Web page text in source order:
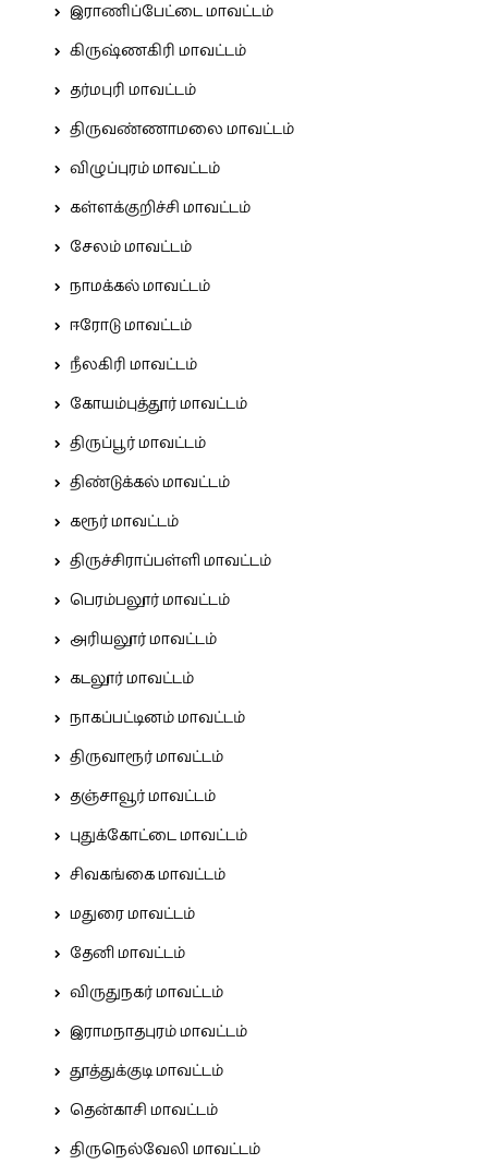
இராணிப்பேட்டை மாவட்டம்
கிருஷ்ணகிரி மாவட்டம்
தர்மபுரி மாவட்டம்
திருவண்ணாமலை மாவட்டம்
விழுப்புரம் மாவட்டம்
கள்ளக்குறிச்சி மாவட்டம்
சேலம் மாவட்டம்
நாமக்கல் மாவட்டம்
ஈரோடு மாவட்டம்
நீலகிரி மாவட்டம்
கோயம்புத்தூர் மாவட்டம்
திருப்பூர் மாவட்டம்
திண்டுக்கல் மாவட்டம்
கரூர் மாவட்டம்
திருச்சிராப்பள்ளி மாவட்டம்
பெரம்பலூர் மாவட்டம்
அரியலூர் மாவட்டம்
கடலூர் மாவட்டம்
நாகப்பட்டினம் மாவட்டம்
திருவாரூர் மாவட்டம்
தஞ்சாவூர் மாவட்டம்
புதுக்கோட்டை மாவட்டம்
சிவகங்கை மாவட்டம்
மதுரை மாவட்டம்
தேனி மாவட்டம்
விருதுநகர் மாவட்டம்
இராமநாதபுரம் மாவட்டம்
தூத்துக்குடி மாவட்டம்
தென்காசி மாவட்டம்
திருநெல்வேலி மாவட்டம்